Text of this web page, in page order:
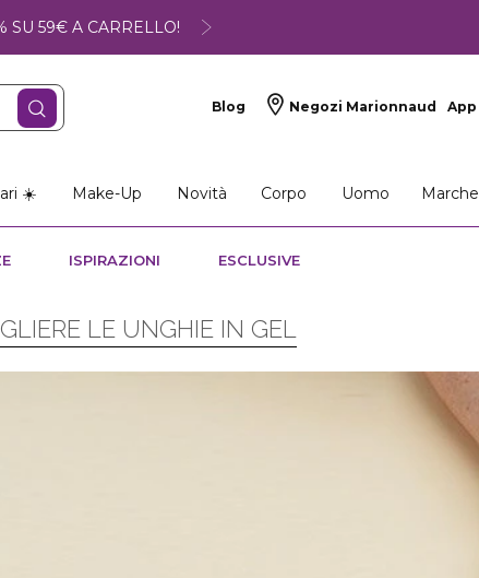
SU 59€ A CARRELLO!
Blog Negozi Marionnaud App
☀️ Make-Up Novità Corpo Uomo Marche
ISPIRAZIONI ESCLUSIVE
LE UNGHIE IN GEL